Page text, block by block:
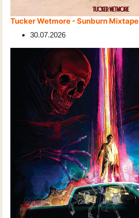
Tucker Wetmore - Sunburn Mixtape
30.07.2026